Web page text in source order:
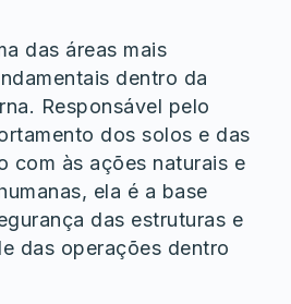
das áreas mais
dentro da
Responsável pelo
dos solos e das
com às ações naturais e
ela é a base
das estruturas e
das operações dentro